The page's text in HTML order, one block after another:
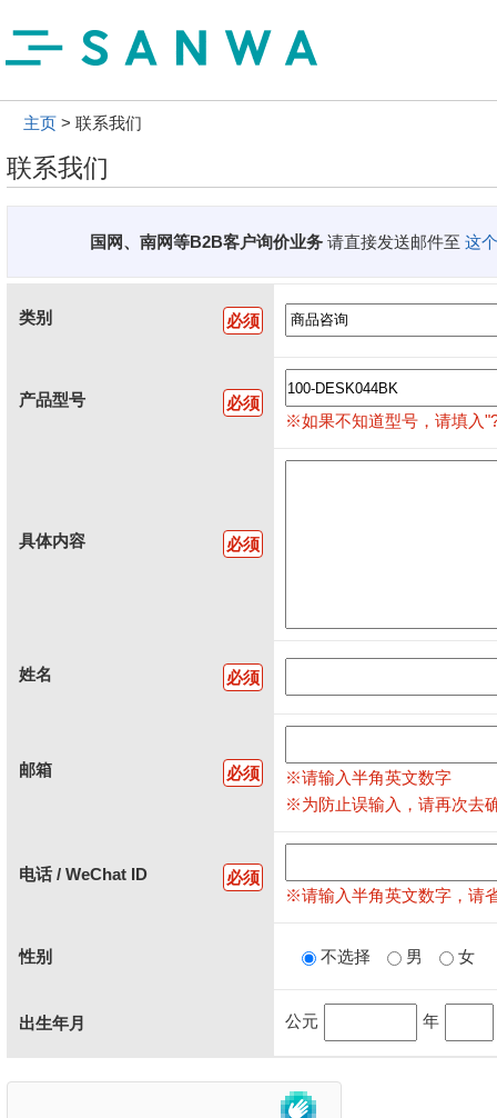
主页 联系我们
联系我们
国网、南网等B2B客户询价业务请直接发送邮件至 这
类别 必须
产品型号
必须
※如果不知道型号，请填入
具体内容 必须
姓名 必须
邮箱 必须
※请输入半角英文数字
※为防止误输入，请再次去
电话 / WeChat ID
必须
※请输入半角英文数字，请
性别 不选择 男 女
出生年月 公元 年